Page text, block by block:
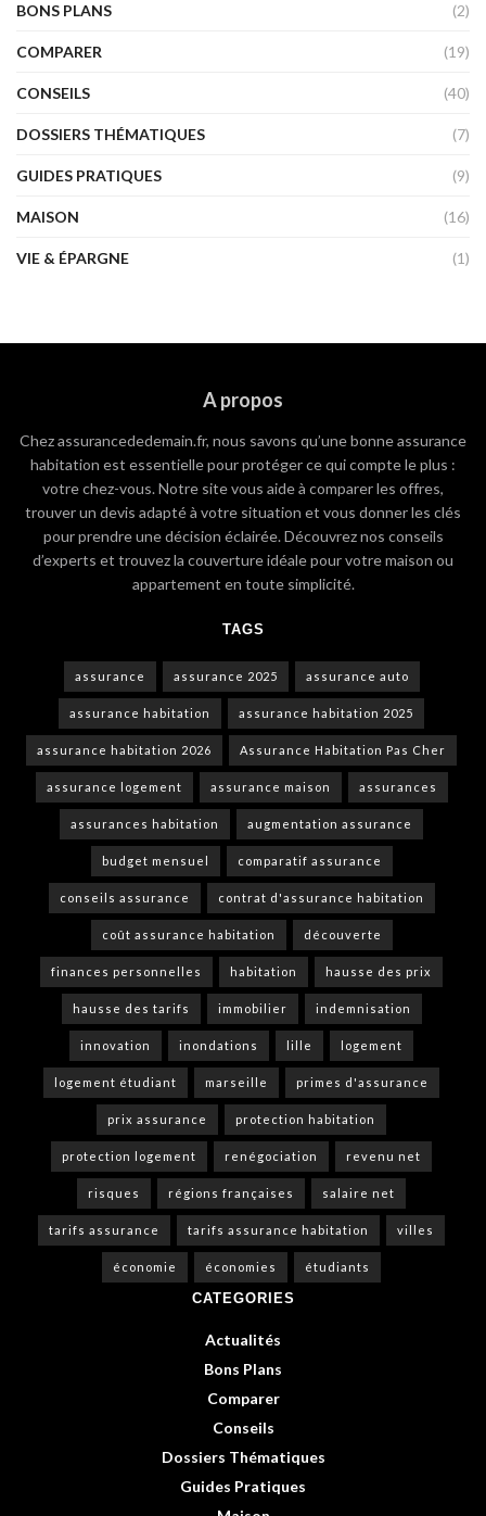
BONS PLANS (2)
COMPARER (19)
CONSEILS (40)
DOSSIERS THÉMATIQUES (7)
GUIDES PRATIQUES (9)
MAISON (16)
VIE & ÉPARGNE (1)
A propos
Chez assurancededemain.fr, nous savons qu’une bonne assurance
habitation est essentielle pour protéger ce qui compte le plus :
votre chez-vous. Notre site vous aide à comparer les offres,
trouver un devis adapté à votre situation et vous donner les clés
pour prendre une décision éclairée. Découvrez nos conseils
d’experts et trouvez la couverture idéale pour votre maison ou
appartement en toute simplicité.
TAGS
assurance assurance 2025 assurance auto
assurance habitation assurance habitation 2025
assurance habitation 2026 Assurance Habitation Pas Cher
assurance logement assurance maison assurances
assurances habitation augmentation assurance
budget mensuel comparatif assurance
conseils assurance contrat d'assurance habitation
coût assurance habitation découverte
finances personnelles habitation hausse des prix
hausse des tarifs immobilier indemnisation
innovation inondations lille logement
logement étudiant marseille primes d'assurance
prix assurance protection habitation
protection logement renégociation revenu net
risques régions françaises salaire net
tarifs assurance tarifs assurance habitation villes
économie économies étudiants
CATEGORIES
Actualités
Bons Plans
Comparer
Conseils
Dossiers Thématiques
Guides Pratiques